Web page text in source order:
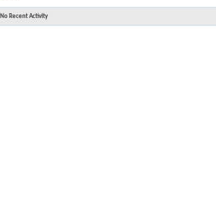
No Recent Activity